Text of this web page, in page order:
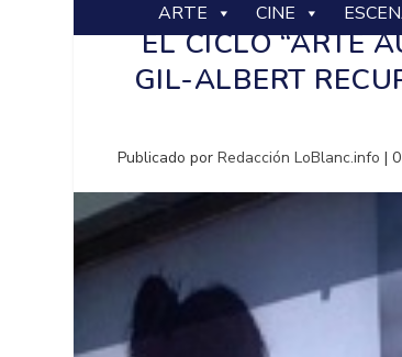
ARTE CINE
EL CICLO “ARTE
GIL-ALBERT
Publicado porRedacción LoBlanc.info |